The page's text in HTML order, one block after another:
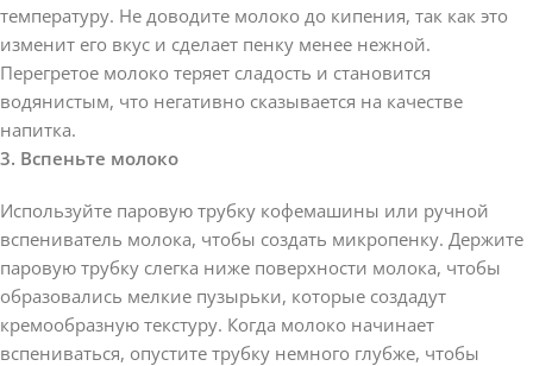
температуру. Не доводите молоко до кипения, так как это
изменит его вкус и сделает пенку менее нежной.
Перегретое молоко теряет сладость и становится
водянистым, что негативно сказывается на качестве
напитка.
3. Вспеньте молоко
Используйте паровую трубку кофемашины или ручной
вспениватель молока, чтобы создать микропенку. Держите
паровую трубку слегка ниже поверхности молока, чтобы
образовались мелкие пузырьки, которые создадут
кремообразную текстуру. Когда молоко начинает
вспениваться, опустите трубку немного глубже, чтобы